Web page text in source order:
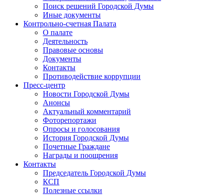
Поиск решений Городской Думы
Иные документы
Контрольно-счетная Палата
О палате
Деятельность
Правовые основы
Документы
Контакты
Противодействие коррупции
Пресс-центр
Новости Городской Думы
Анонсы
Актуальный комментарий
Фоторепортажи
Опросы и голосования
История Городской Думы
Почетные Граждане
Награды и поощрения
Контакты
Председатель Городской Думы
КСП
Полезные ссылки